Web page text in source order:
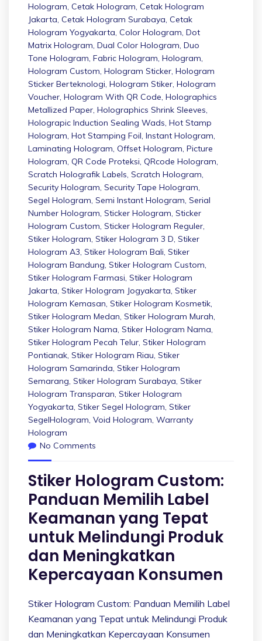
Hologram, Cetak Hologram, Cetak Hologram
Jakarta, Cetak Hologram Surabaya, Cetak
Hologram Yogyakarta, Color Hologram, Dot
Matrix Hologram, Dual Color Hologram, Duo
Tone Hologram, Fabric Hologram, Hologram,
Hologram Custom, Hologram Sticker, Hologram
Sticker Berteknologi, Hologram Stiker, Hologram
Voucher, Hologram With QR Code, Holographics
Metallized Paper, Holographics Shrink Sleeves,
Holograpic Induction Sealing Wads, Hot Stamp
Hologram, Hot Stamping Foil, Instant Hologram,
Laminating Hologram, Offset Hologram, Picture
Hologram, QR Code Proteksi, QRcode Hologram,
Scratch Holografik Labels, Scratch Hologram,
Security Hologram, Security Tape Hologram,
Segel Hologram, Semi Instant Hologram, Serial
Number Hologram, Sticker Hologram, Sticker
Hologram Custom, Sticker Hologram Reguler,
Stiker Hologram, Stiker Hologram 3 D, Stiker
Hologram A3, Stiker Hologram Bali, Stiker
Hologram Bandung, Stiker Hologram Custom,
Stiker Hologram Farmasi, Stiker Hologram
Jakarta, Stiker Hologram Jogyakarta, Stiker
Hologram Kemasan, Stiker Hologram Kosmetik,
Stiker Hologram Medan, Stiker Hologram Murah,
Stiker Hologram Nama, Stiker Hologram Nama,
Stiker Hologram Pecah Telur, Stiker Hologram
Pontianak, Stiker Hologram Riau, Stiker
Hologram Samarinda, Stiker Hologram
Semarang, Stiker Hologram Surabaya, Stiker
Hologram Transparan, Stiker Hologram
Yogyakarta, Stiker Segel Hologram, Stiker
SegelHologram, Void Hologram, Warranty
Hologram
No Comments
Stiker Hologram Custom:
Panduan Memilih Label
Keamanan yang Tepat
untuk Melindungi Produk
dan Meningkatkan
Kepercayaan Konsumen
Stiker Hologram Custom: Panduan Memilih Label
Keamanan yang Tepat untuk Melindungi Produk
dan Meningkatkan Kepercayaan Konsumen